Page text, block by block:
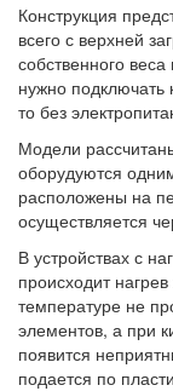
Конструкция
всего с верхней
собственного
нужно подключать
то без
Модели
оборудуются
расположены на
осуществляется
В устройствах с
происходит
температуре не
элементов, а при
появится
подается по